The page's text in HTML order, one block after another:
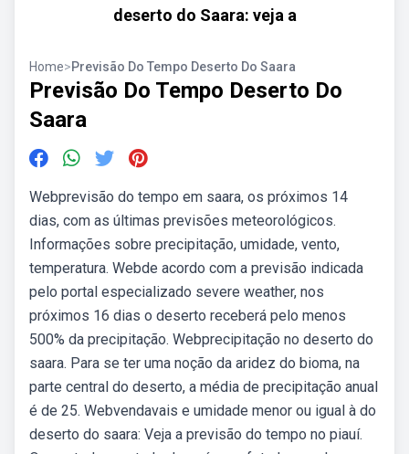
deserto do Saara: veja a
Home>Previsão Do Tempo Deserto Do Saara
Previsão Do Tempo Deserto Do
Saara
Webprevisão do tempo em saara, os próximos 14
dias, com as últimas previsões meteorológicos.
Informações sobre precipitação, umidade, vento,
temperatura. Webde acordo com a previsão indicada
pelo portal especializado severe weather, nos
próximos 16 dias o deserto receberá pelo menos
500% da precipitação. Webprecipitação no deserto do
saara. Para se ter uma noção da aridez do bioma, na
parte central do deserto, a média de precipitação anual
é de 25. Webvendavais e umidade menor ou igual à do
deserto do saara: Veja a previsão do tempo no piauí.